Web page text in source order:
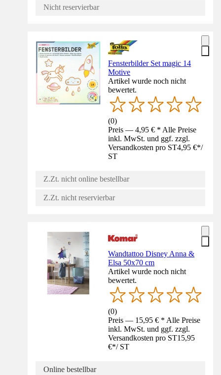
Nicht reservierbar
Fensterbilder Set magic 14
Motive
Artikel wurde noch nicht
bewertet.
(0)
Preis — 4,95 € * Alle Preise
inkl. MwSt. und ggf. zzgl.
Versandkosten pro ST4,95 €*/
ST
Z.Zt. nicht online bestellbar
Z.Zt. nicht reservierbar
Wandtattoo Disney Anna &
Elsa 50x70 cm
Artikel wurde noch nicht
bewertet.
(0)
Preis — 15,95 € * Alle Preise
inkl. MwSt. und ggf. zzgl.
Versandkosten pro ST15,95
€*/ ST
Online bestellbar